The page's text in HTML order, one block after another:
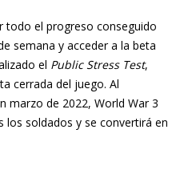
todo el progreso conseguido
semana y acceder a la beta
el Public Stress Test,
cerrada del juego. Al
marzo de 2022, World War 3
los soldados y se convertirá en